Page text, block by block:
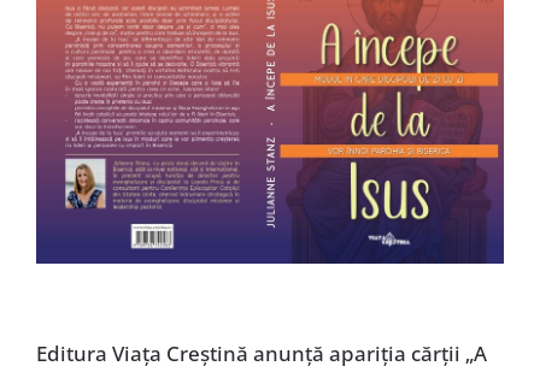
Editura Viața Creștină anunță apariția cărții „A